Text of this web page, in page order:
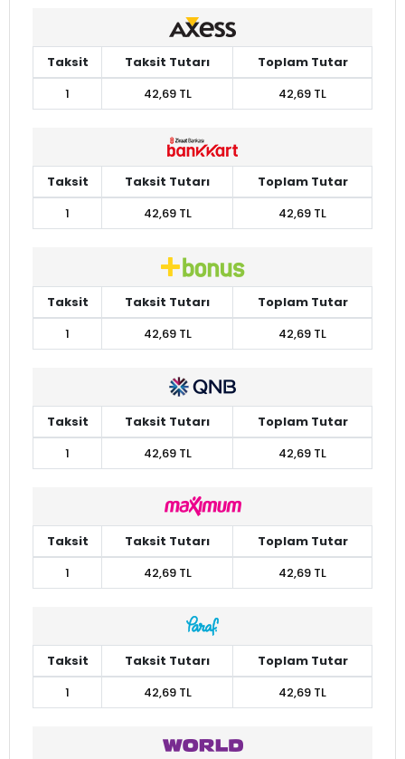
Taksit Taksit Tutarı
Toplam Tutar
1
42,69 TL 42,69 TL
Taksit Taksit Tutarı
Toplam Tutar
1
42,69 TL 42,69 TL
Taksit Taksit Tutarı
Toplam Tutar
1
42,69 TL 42,69 TL
Taksit Taksit Tutarı
Toplam Tutar
1
42,69 TL 42,69 TL
Taksit Taksit Tutarı
Toplam Tutar
1
42,69 TL 42,69 TL
Taksit Taksit Tutarı
Toplam Tutar
1
42,69 TL 42,69 TL